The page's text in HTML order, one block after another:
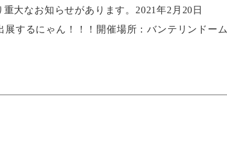
大なお知らせがあります。2021年2月20日
展するにゃん！！！開催場所：バンテリンドーム